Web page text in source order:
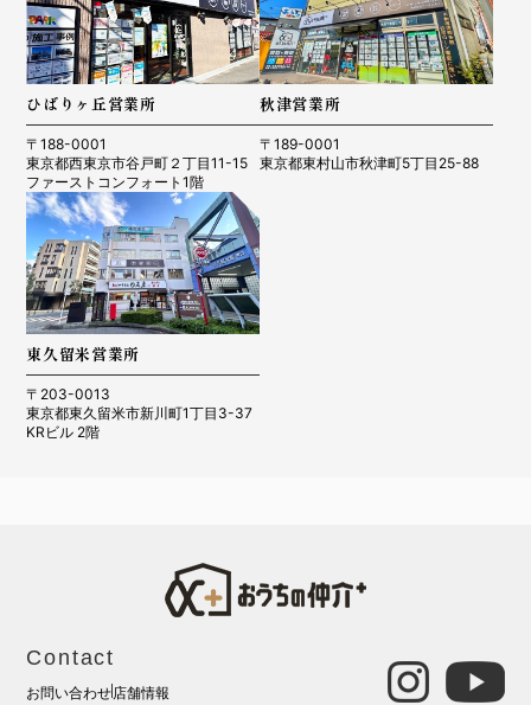
ひばりヶ丘営業所
〒188-0001
東京都西東京市谷戸町２丁目11-15
ファーストコンフォート1階
秋津営業所
〒189-0001
東京都東村山市秋津町5丁目25-88
東久留米営業所
〒203-0013
東京都東久留米市新川町1丁目3-37
KRビル 2階
Contact
お問い合わせ 店舗情報